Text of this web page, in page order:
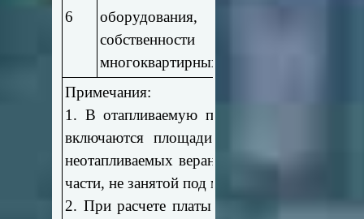
6
оборудования, находящихся в
собственности
многоквартирных домах
Примечания:
1. В отапливаемую площадь жилых
включаются площади теплых чердаков и
неотапливаемых веранд, балконов,
части, не занятой под мансарду.
2. При расчете платы за пользование